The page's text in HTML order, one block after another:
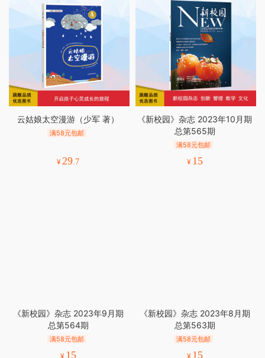
云姑娘太空漫游（少军 著）
满58元包邮
¥29.7
《新校园》杂志 2023年10月期
总第565期
满58元包邮
¥ 15
《新校园》杂志 2023年9月期
总第564期
满58元包邮
¥ 15
《新校园》杂志 2023年8月期
总第563期
满58元包邮
¥ 15